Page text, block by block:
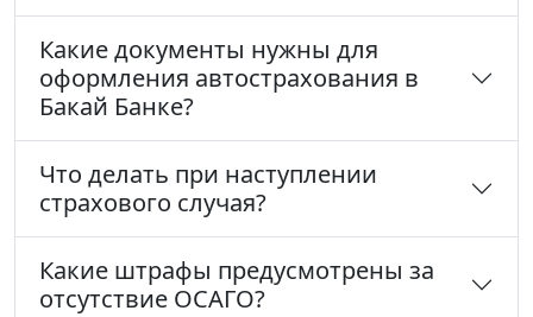
Какие документы нужны для
оформления автострахования в
Бакай Банке?
Что делать при наступлении
страхового случая?
Какие штрафы предусмотрены за
отсутствие ОСАГО?